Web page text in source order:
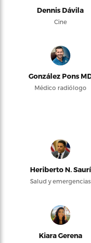
Dennis Dávila
Cine
González Pons
Médico radiólogo
Heriberto N. Saurí
Salud y emergencias
Kiara Gerena